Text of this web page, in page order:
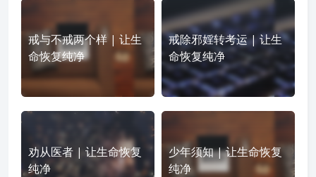
戒与不戒两个样 | 让生
命恢复纯净
戒除邪婬转考运 | 让生
命恢复纯净
劝从医者 | 让生命恢复
纯净
少年须知 | 让生命恢复
纯净